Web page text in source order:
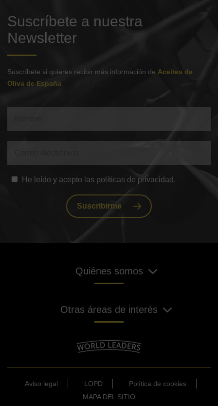
He leído y acepto las políticas de privacidad.
Suscribirme
Suscríbete a nuestra
Newsletter
Suscríbete si quieres recibir más información de Aceites de
Oliva de España
Quiénes somos
Otras áreas de interés
Aviso legal LOPD
Política de cookies
MAPA DEL SITIO